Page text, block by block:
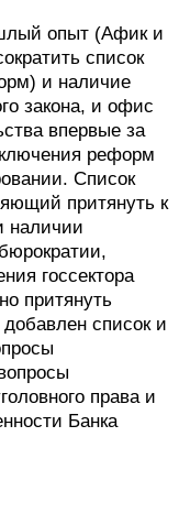
опыт (Афик и
список
и наличие
закона, и офис
впервые за
реформ
Список
притянуть к
наличии
госсектора
притянуть
добавлен список и
права и
Банка